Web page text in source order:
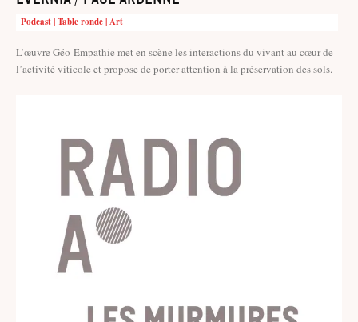
Podcast | Table ronde | Art
L’œuvre Géo-Empathie met en scène les interactions du vivant au cœur de
l’activité viticole et propose de porter attention à la préservation des sols.